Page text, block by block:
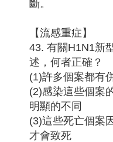
斷。
【流感重症】
43. 有關H1N1新
述，何者正確？
(1)許多個案都有
(2)感染這些個案
明顯的不同
(3)這些死亡個案
才會致死